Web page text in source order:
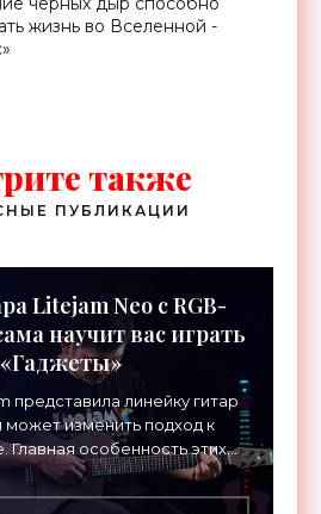
жизнь во Вселенной -
также
ПУБЛИКАЦИИ
Litejam Neo с RGB-
научит вас играть
представила линейку гитар
может изменить подход к
Главная особенность этих
встроенная RGB-подсветка
Светодиоды